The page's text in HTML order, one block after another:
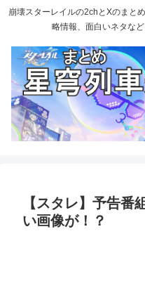
崩壊スターレイルの2chとXのまと
略情報、面白いネタな
【スタレ】予告番
い画像が！？